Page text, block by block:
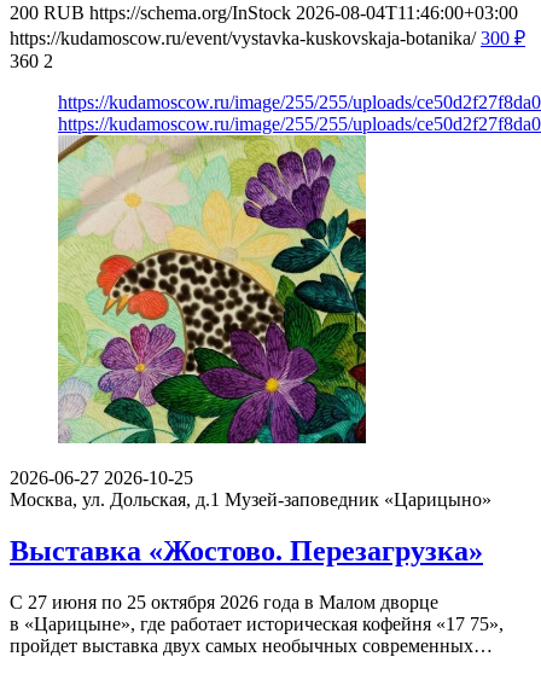
200 RUB https://schema.org/InStock 2026-08-04T11:46:00+03:00
https://kudamoscow.ru/event/vystavka-kuskovskaja-botanika/ 300 ₽
360 2
https://kudamoscow.ru/image/255/255/uploads/
https://kudamoscow.ru/image/255/255/uploads/
2026-06-27 2026-10-25
Москва, ул. Дольская, д.1 Музей-заповедник «Царицыно»
Выставка «Жостово. Перезагрузка»
С 27 июня по 25 октября 2026 года в Малом дворце
в «Царицыне», где работает историческая кофейня «17 75»,
пройдет выставка двух самых необычных современных…